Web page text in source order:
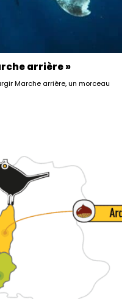
arrière »
Marche arrière, un morceau